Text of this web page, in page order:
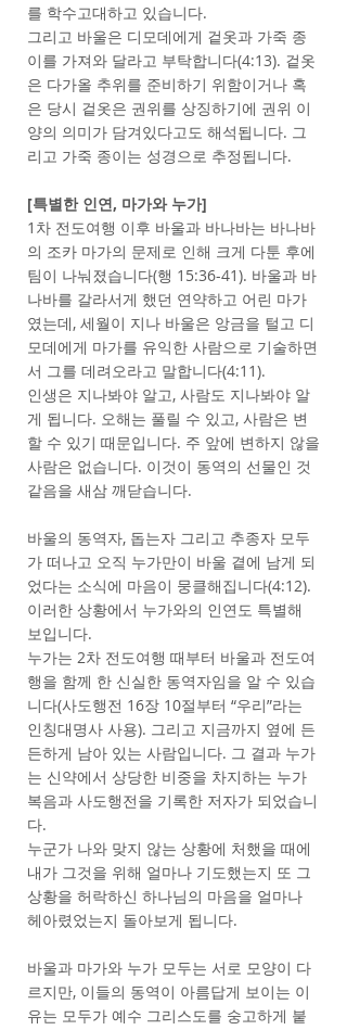
를 학수고대하고 있습니다.
그리고 바울은 디모데에게 겉옷과 가죽 종
이를 가져와 달라고 부탁합니다(4:13). 겉옷
은 다가올 추위를 준비하기 위함이거나 혹
은 당시 겉옷은 권위를 상징하기에 권위 이
양의 의미가 담겨있다고도 해석됩니다. 그
리고 가죽 종이는 성경으로 추정됩니다.
[특별한 인연, 마가와 누가]
1차 전도여행 이후 바울과 바나바는 바나바
의 조카 마가의 문제로 인해 크게 다툰 후에
팀이 나눠졌습니다(행 15:36-41). 바울과 바
나바를 갈라서게 했던 연약하고 어린 마가
였는데, 세월이 지나 바울은 앙금을 털고 디
모데에게 마가를 유익한 사람으로 기술하면
서 그를 데려오라고 말합니다(4:11).
인생은 지나봐야 알고, 사람도 지나봐야 알
게 됩니다. 오해는 풀릴 수 있고, 사람은 변
할 수 있기 때문입니다. 주 앞에 변하지 않을
사람은 없습니다. 이것이 동역의 선물인 것
같음을 새삼 깨닫습니다.
바울의 동역자, 돕는자 그리고 추종자 모두
가 떠나고 오직 누가만이 바울 곁에 남게 되
었다는 소식에 마음이 뭉클해집니다(4:12).
이러한 상황에서 누가와의 인연도 특별해
보입니다.
누가는 2차 전도여행 때부터 바울과 전도여
행을 함께 한 신실한 동역자임을 알 수 있습
니다(사도행전 16장 10절부터 “우리”라는
인칭대명사 사용). 그리고 지금까지 옆에 든
든하게 남아 있는 사람입니다. 그 결과 누가
는 신약에서 상당한 비중을 차지하는 누가
복음과 사도행전을 기록한 저자가 되었습니
다.
누군가 나와 맞지 않는 상황에 처했을 때에
내가 그것을 위해 얼마나 기도했는지 또 그
상황을 허락하신 하나님의 마음을 얼마나
헤아렸었는지 돌아보게 됩니다.
바울과 마가와 누가 모두는 서로 모양이 다
르지만, 이들의 동역이 아름답게 보이는 이
유는 모두가 예수 그리스도를 숭고하게 붙